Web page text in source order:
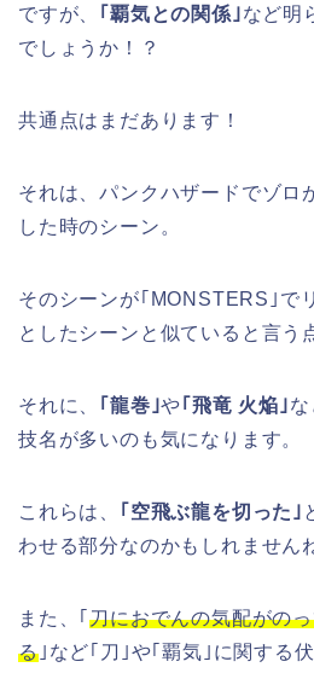
ですが、
｢覇気との関係｣ など明
でしょうか！？
共通点はまだあります！
それは、パンクハザードでゾロ
した時のシーン。
そのシーンが｢MONSTERS｣で
としたシーンと似ていると言う
それに、 ｢龍巻｣や｢飛竜 火焔｣ な
技名が多いのも気になります。
これらは、 ｢空飛ぶ龍を切った｣
わせる部分なのかもしれません
また、｢刀におでんの気配がの
る｣など｢刀｣や｢覇気｣に関する